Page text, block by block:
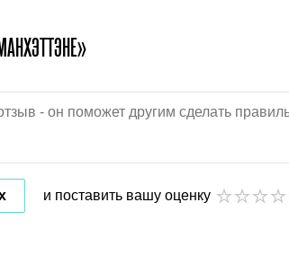
и поставить вашу оценку